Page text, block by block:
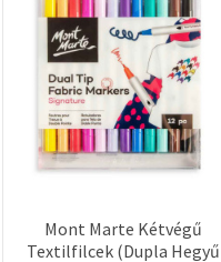
Mont Marte Kétvégű
Textilfilcek (Dupla Hegyű